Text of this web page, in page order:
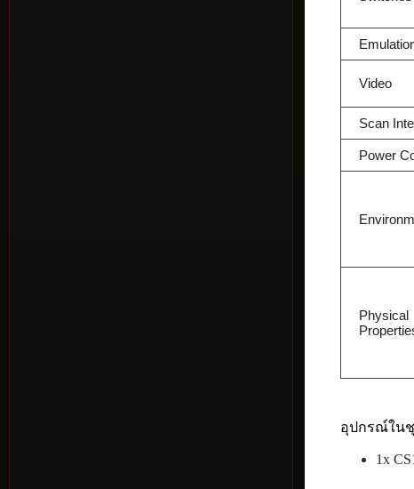
Video
Scan
Power
Physical
อุปกรณ์ใน
1x